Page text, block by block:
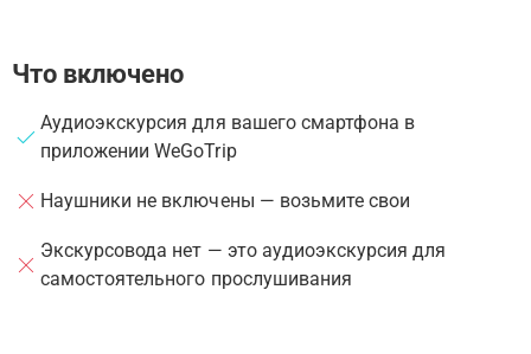
Что включено
Аудиоэкскурсия для вашего смартфона в
приложении WeGoTrip
Наушники не включены — возьмите свои
Экскурсовода нет — это аудиоэкскурсия для
самостоятельного прослушивания